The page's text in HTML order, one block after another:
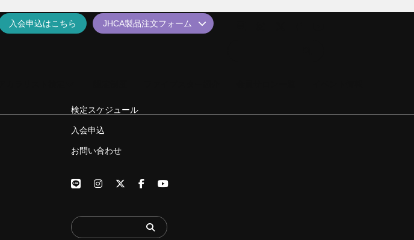
入会申込はこちら JHCA製品注文フォーム
検定スケジュール
入会申込
お問い合わせ